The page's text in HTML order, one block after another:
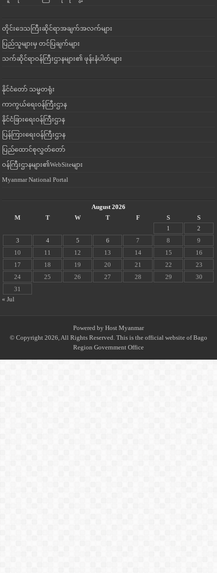
တိုင်းဒေသကြီးဆိုင်ရာအချက်အလက်များ
ပြည်သူများမှ တင်ပြချက်များ
သက်ဆိုင်ရာဝန်ကြီးဌာနများ၏ ဖုန်းနံပါတ်များ
နိုင်ငံတော် သမ္မတရုံး
ကာကွယ်ရေးဝန်ကြီးဌာန
နိုင်ငံခြားရေးဝန်ကြီးဌာန
ပြန်ကြားရေးဝန်ကြီးဌာန
ပြည်ထောင်စုလွှတ်တော်
ဝန်ကြီးဌာနများ၏WebSiteများ
Myanmar National Portal
August 2026
M
T W T F S
S
1
2
3
4 5 6 7 8
9
10
11 12 13 14 15
16
17
18 19 20 21 22
23
24
25 26 27 28 29
30
31
« Jul
Powered by Host Myanmar
© Copyright 2026, All Rights Reserved. This is the official website of Bago
Region Government Office